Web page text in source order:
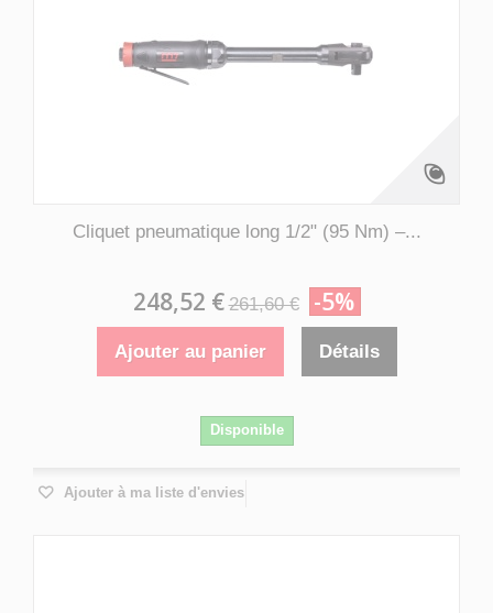
Cliquet pneumatique long 1/2" (95 Nm) –...
248,52 € 261,60 € -5%
Ajouter au panier Détails
Disponible
Ajouter à ma liste d'envies